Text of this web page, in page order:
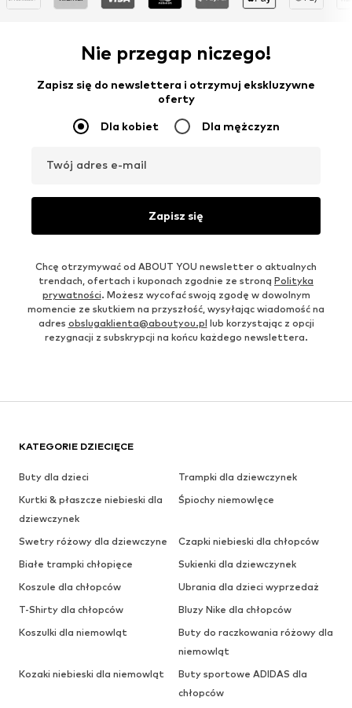
Nie przegap niczego!
Zapisz się do newslettera i otrzymuj ekskluzywne
oferty
Dla kobiet Dla mężczyzn
Twój adres e-mail
Zapisz się
Chcę otrzymywać od ABOUT YOU newsletter o aktualnych
trendach, ofertach i kuponach zgodnie ze stroną Polityka
prywatności. Możesz wycofać swoją zgodę w dowolnym
momencie ze skutkiem na przyszłość, wysyłając wiadomość na
adres obslugaklienta@aboutyou.pl lub korzystając z opcji
rezygnacji z subskrypcji na końcu każdego newslettera.
KATEGORIE DZIECIĘCE
Buty dla dzieci
Trampki dla dziewczynek
Kurtki & płaszcze niebieski dla
dziewczynek
Śpiochy niemowlęce
Swetry różowy dla dziewczyne
Czapki niebieski dla chłopców
Białe trampki chłopięce
Sukienki dla dziewczynek
Koszule dla chłopców
Ubrania dla dzieci wyprzedaż
T-Shirty dla chłopców
Bluzy Nike dla chłopców
Koszulki dla niemowląt
Buty do raczkowania różowy dla
niemowląt
Kozaki niebieski dla niemowląt
Buty sportowe ADIDAS dla
chłopców